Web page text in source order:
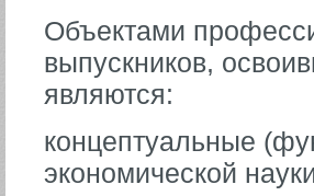
Объектами
выпускников,
являются:
концептуальные
экономической